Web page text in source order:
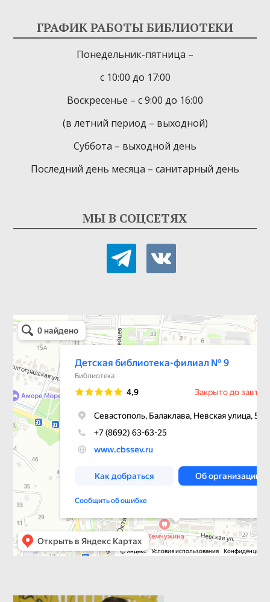
ГРАФИК РАБОТЫ БИБЛИОТЕКИ
Понедельник-пятница –
с 10:00 до 17:00
Воскресенье – с 9:00 до 16:00
(в летний период – выходной)
Суббота – выходной день
Последний день месяца – санитарный день
МЫ В СОЦСЕТЯХ
telegram vkontakte
Детская библиотека-филиал № 9
Библиотека в Севастополе